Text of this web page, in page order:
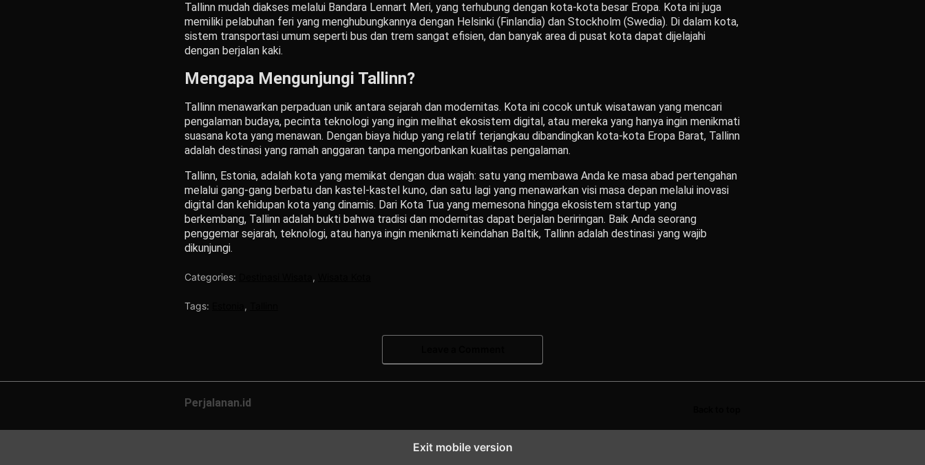
Tallinn mudah diakses melalui Bandara Lennart Meri, yang terhubung dengan kota-kota besar Eropa. Kota ini juga
memiliki pelabuhan feri yang menghubungkannya dengan Helsinki (Finlandia) dan Stockholm (Swedia). Di dalam kota,
sistem transportasi umum seperti bus dan trem sangat efisien, dan banyak area di pusat kota dapat dijelajahi
dengan berjalan kaki.
Mengapa Mengunjungi Tallinn?
Tallinn menawarkan perpaduan unik antara sejarah dan modernitas. Kota ini cocok untuk wisatawan yang mencari
pengalaman budaya, pecinta teknologi yang ingin melihat ekosistem digital, atau mereka yang hanya ingin menikmati
suasana kota yang menawan. Dengan biaya hidup yang relatif terjangkau dibandingkan kota-kota Eropa Barat, Tallinn
adalah destinasi yang ramah anggaran tanpa mengorbankan kualitas pengalaman.
Tallinn, Estonia, adalah kota yang memikat dengan dua wajah: satu yang membawa Anda ke masa abad pertengahan
melalui gang-gang berbatu dan kastel-kastel kuno, dan satu lagi yang menawarkan visi masa depan melalui inovasi
digital dan kehidupan kota yang dinamis. Dari Kota Tua yang memesona hingga ekosistem startup yang
berkembang, Tallinn adalah bukti bahwa tradisi dan modernitas dapat berjalan beriringan. Baik Anda seorang
penggemar sejarah, teknologi, atau hanya ingin menikmati keindahan Baltik, Tallinn adalah destinasi yang wajib
dikunjungi.
Categories: ,
Tags: ,
Perjalanan.id
Exit mobile version